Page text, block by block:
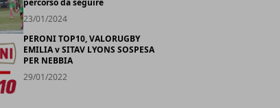
percorso da seguire
23/01/2024
PERONI TOP10, VALORUGBY
EMILIA v SITAV LYONS SOSPESA
PER NEBBIA
29/01/2022